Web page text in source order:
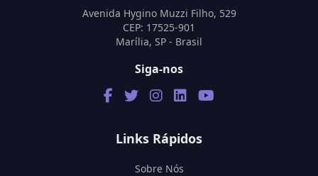
Avenida Hygino Muzzi Filho, 529
CEP: 17525-901
Marília, SP - Brasil
Siga-nos
Links Rápidos
Sobre Nós